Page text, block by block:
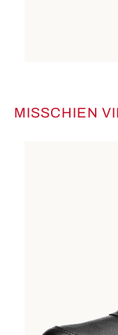
Productgalerij
MISSCHIEN